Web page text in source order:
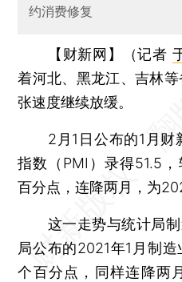
约消费修复
【财新网】（记者
着河北、黑龙江、吉林
张速度继续放缓。
2月1日公布的1月财
指数（PMI）录得51.5
百分点，连降两月，为
这一走势与统计局制
局公布的2021年1月制
个百分点，同样连降两